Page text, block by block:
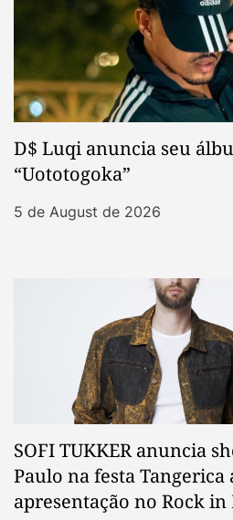
D$ Luqi anuncia seu
“Uototogoka”
5 de August de 2026
SOFI TUKKER anuncia
Paulo na festa Tangerica
apresentação no Rock in